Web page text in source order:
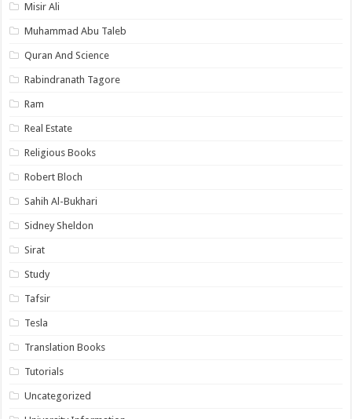
Misir Ali
Muhammad Abu Taleb
Quran And Science
Rabindranath Tagore
Ram
Real Estate
Religious Books
Robert Bloch
Sahih Al-Bukhari
Sidney Sheldon
Sirat
Study
Tafsir
Tesla
Translation Books
Tutorials
Uncategorized